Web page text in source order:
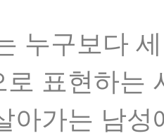
누구보다
표현하는
아가는 남